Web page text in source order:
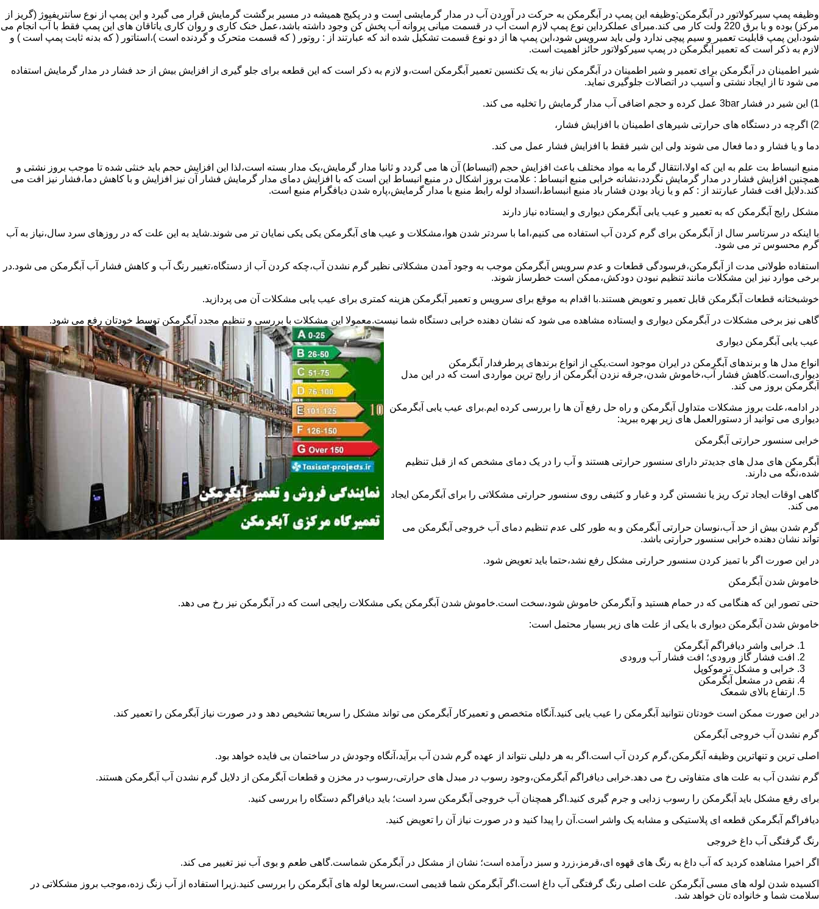
وظیفه پمپ سیرکولاتور در آبگرمکن:وظیفه این پمپ در آبگرمکن به حرکت در آوردن آب در مدار گرمایشی است و در پکیج همیشه در مسیر برگشت گرمایش قرار می گیرد و این پمپ از نوع سانتریفیوژ (گریز از
مرکز) بوده و با برق 220 ولت کار می کند.مبرای عملکرداین نوع پمپ لازم است آب در قسمت میانی پروانه آب پخش کن وجود داشته باشد،عمل خنک کاری و روان کاری یاتاقان های این پمپ فقط با آب انجام می
شود،این پمپ قابلیت تعمیر و سیم پیچی ندارد ولی باید سرویس شود،این پمپ ها از دو نوع قسمت تشکیل شده اند که عبارتند از : روتور ( که قسمت متحرک و گردنده است )،استاتور ( که بدنه ثابت پمپ است ) و
لازم به ذکر است که تعمیر آبگرمکن در پمپ سیرکولاتور حائز اهمیت است.
شیر اطمینان در آبگرمکن برای تعمیر و شیر اطمینان در آبگرمکن نیاز به یک تکنسین تعمیر آبگرمکن است،و لازم به ذکر است که این قطعه برای جلو گیری از افزایش بیش از حد فشار در مدار گرمایش استفاده
می شود تا از ایجاد نشتی و آسیب در اتصالات جلوگیری نماید.
1) این شیر در فشار 3bar عمل کرده و حجم اضافی آب مدار گرمایش را تخلیه می کند.
2) اگرچه در دستگاه های حرارتی شیرهای اطمینان با افزایش فشار،
دما و یا فشار و دما فعال می شوند ولی این شیر فقط با افزایش فشار عمل می کند.
منبع انبساط بت علم به این که اولا،انتقال گرما به مواد مختلف باعث افزایش حجم (اتبساط) آن ها می گردد و ثانیا مدار گرمایش،یک مدار بسته است،لذا این افزایش حجم باید خنثی شده تا موجب بروز نشتی و
همچنین افزایش فشار در مدار گرمایش نگردد،نشانه خرابی منبع انبساط : علامت بروز اشکال در منبع انبساط این است که با افزایش دمای مدار گرمایش فشار آن نیز افزایش و با کاهش دما،فشار نیز افت می
کند.دلایل افت فشار عبارتند از : کم و یا زیاد بودن فشار باد منبع انبساط،انسداد لوله رابط منبع با مدار گرمایش،پاره شدن دیافگرام منبع است.
مشکل رایج آبگرمکن که به تعمیر و عیب یابی آبگرمکن دیواری و ایستاده نیاز دارند
با اینکه در سرتاسر سال از آبگرمکن برای گرم کردن آب استفاده می کنیم،اما با سردتر شدن هوا،مشکلات و عیب های آبگرمکن یکی یکی نمایان تر می شوند.شاید به این علت که در روزهای سرد سال،نیاز به آب
گرم محسوس تر می شود.
استفاده طولانی مدت از آبگرمکن،فرسودگی قطعات و عدم سرویس آبگرمکن موجب به وجود آمدن مشکلاتی نظیر گرم نشدن آب،چکه کردن آب از دستگاه،تغییر رنگ آب و کاهش فشار آب آبگرمکن می شود.در
برخی موارد نیز این مشکلات مانند تنظیم نبودن دودکش،ممکن است خطرساز شوند.
خوشبختانه قطعات آبگرمکن قابل تعمیر و تعویض هستند.با اقدام به موقع برای سرویس و تعمیر آبگرمکن هزینه کمتری برای عیب یابی مشکلات آن می پردازید.
گاهی نیز برخی مشکلات در آبگرمکن دیواری و ایستاده مشاهده می شود که نشان دهنده خرابی دستگاه شما نیست.معمولا این مشکلات با بررسی و تنظیم مجدد آبگرمکن توسط خودتان رفع می شود.
عیب یابی آبگرمکن دیواری
انواع مدل ها و برندهای آبگرمکن در ایران موجود است.یکی از انواع برندهای پرطرفدار آبگرمکن
دیواری،است.کاهش فشار آب،خاموش شدن،جرقه نزدن آبگرمکن از رایج ترین مواردی است که در این مدل
آبگرمکن بروز می کند.
در ادامه،علت بروز مشکلات متداول آبگرمکن و راه حل رفع آن ها را بررسی کرده ایم.برای عیب یابی آبگرمکن
دیواری می توانید از دستورالعمل های زیر بهره ببرید:
خرابی سنسور حرارتی آبگرمکن
آبگرمکن های مدل های جدیدتر دارای سنسور حرارتی هستند و آب را در یک دمای مشخص که از قبل تنظیم
شده،نگه می دارند.
گاهی اوقات ایجاد ترک ریز یا نشستن گرد و غبار و کثیفی روی سنسور حرارتی مشکلاتی را برای آبگرمکن ایجاد
می کند.
گرم شدن بیش از حد آب،نوسان حرارتی آبگرمکن و به طور کلی عدم تنظیم دمای آب خروجی آبگرمکن می
تواند نشان دهنده خرابی سنسور حرارتی باشد.
در این صورت اگر با تمیز کردن سنسور حرارتی مشکل رفع نشد،حتما باید تعویض شود.
خاموش شدن آبگرمکن
حتی تصور این که هنگامی که در حمام هستید و آبگرمکن خاموش شود،سخت است.خاموش شدن آبگرمکن یکی مشکلات رایجی است که در آبگرمکن نیز رخ می دهد.
خاموش شدن آبگرمکن دیواری با یکی از علت های زیر بسیار محتمل است:
خرابی واشر دیافراگم آبگرمکن
افت فشار گاز ورودی؛ افت فشار آب ورودی
خرابی و مشکل ترموکوپل
نقص در مشعل آبگرمکن
ارتفاع بالای شمعک
در این صورت ممکن است خودتان نتوانید آبگرمکن را عیب یابی کنید.آنگاه متخصص و تعمیرکار آبگرمکن می تواند مشکل را سریعا تشخیص دهد و در صورت نیاز آبگرمکن را تعمیر کند.
گرم نشدن آب خروجی آبگرمکن
اصلی ترین و تنهاترین وظیفه آبگرمکن،گرم کردن آب است.اگر به هر دلیلی نتواند از عهده گرم شدن آب برآید،آنگاه وجودش در ساختمان بی فایده خواهد بود.
گرم نشدن آب به علت های متفاوتی رخ می دهد.خرابی دیافراگم آبگرمکن،وجود رسوب در مبدل های حرارتی،رسوب در مخزن و قطعات آبگرمکن از دلایل گرم نشدن آب آبگرمکن هستند.
برای رفع مشکل باید آبگرمکن را رسوب زدایی و جرم گیری کنید.اگر همچنان آب خروجی آبگرمکن سرد است؛ باید دیافراگم دستگاه را بررسی کنید.
دیافراگم آبگرمکن قطعه ای پلاستیکی و مشابه یک واشر است.آن را پیدا کنید و در صورت نیاز آن را تعویض کنید.
رنگ گرفتگی آب داغ خروجی
اگر اخیرا مشاهده کردید که آب داغ به رنگ های قهوه ای،قرمز،زرد و سبز درآمده است؛ نشان از مشکل در آبگرمکن شماست.گاهی طعم و بوی آب نیز تغییر می کند.
اکسیده شدن لوله های مسی آبگرمکن علت اصلی رنگ گرفتگی آب داغ است.اگر آبگرمکن شما قدیمی است،سریعا لوله های آبگرمکن را بررسی کنید.زیرا استفاده از آب زنگ زده،موجب بروز مشکلاتی در
سلامت شما و خانواده تان خواهد شد.